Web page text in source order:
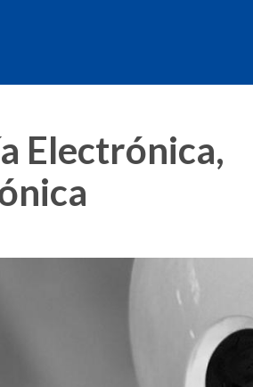
Electrónica,